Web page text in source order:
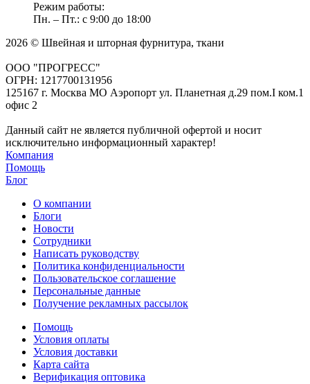
Режим работы:
Пн. – Пт.: с 9:00 до 18:00
2026 © Швейная и шторная фурнитура, ткани
ООО "ПРОГРЕСС"
ОГРН: 1217700131956
125167 г. Москва МО Аэропорт ул. Планетная д.29 пом.I ком.1
офис 2
Данный сайт не является публичной офертой и носит
исключительно информационный характер!
Компания
Помощь
Блог
О компании
Блоги
Новости
Сотрудники
Написать руководству
Политика конфиденциальности
Пользовательское соглашение
Персональные данные
Получение рекламных рассылок
Помощь
Условия оплаты
Условия доставки
Карта сайта
Верификация оптовика